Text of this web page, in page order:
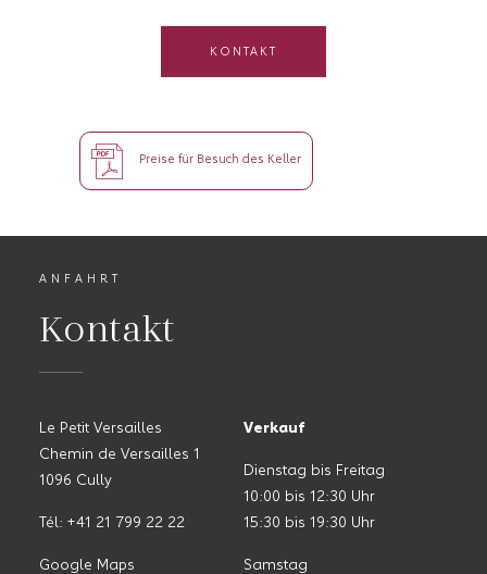
KONTAKT
Preise für Besuch des Keller
ANFAHRT
Kontakt
Le Petit Versailles
Chemin de Versailles 1
1096 Cully
Tél: +41 21 799 22 22
Google Maps
Verkauf
Dienstag bis Freitag
10:00 bis 12:30 Uhr
15:30 bis 19:30 Uhr
Samstag